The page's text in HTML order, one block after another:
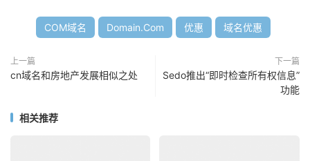
COM域名 Domain.Com 优惠 域名优惠
上一篇
cn域名和房地产发展相似之处
下一篇
Sedo推出“即时检查所有权信息”
功能
相关推荐